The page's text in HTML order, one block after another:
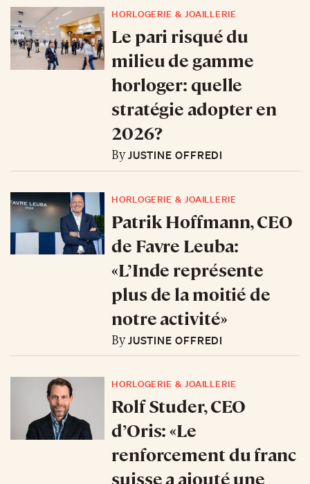
HORLOGERIE & JOAILLERIE
Le pari risqué du
milieu de gamme
horloger: quelle
stratégie adopter en
2026?
ByJUSTINE OFFREDI
HORLOGERIE & JOAILLERIE
Patrik Hoffmann, CEO
de Favre Leuba:
«L’Inde représente
plus de la moitié de
notre activité»
ByJUSTINE OFFREDI
HORLOGERIE & JOAILLERIE
Rolf Studer, CEO
d’Oris: «Le
renforcement du franc
suisse a ajouté une